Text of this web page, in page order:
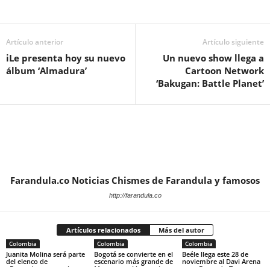
Artículo anterior
iLe presenta hoy su nuevo
álbum ‘Almadura’
Artículo siguiente
Un nuevo show llega a
Cartoon Network
‘Bakugan: Battle Planet’
Farandula.co Noticias Chismes de Farandula y famosos
http://farandula.co
Artículos relacionados Más del autor
Colombia
Juanita Molina será parte
del elenco de
Colombia
Bogotá se convierte en el
escenario más grande de
Colombia
Beéle llega este 28 de
noviembre al Davi Arena